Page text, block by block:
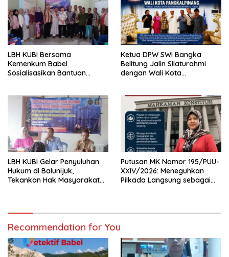
LBH KUBI Bersama
Kemenkum Babel
Sosialisasikan Bantuan
Ketua DPW SWI Bangka
Belitung Jalin Silaturahmi
dengan Wali Kota
LBH KUBI Gelar Penyuluhan
Hukum di Balunijuk,
Tekankan Hak Masyarakat
Putusan MK Nomor 195/PUU-
XXIV/2026: Meneguhkan
Pilkada Langsung sebagai
Recommendation for You